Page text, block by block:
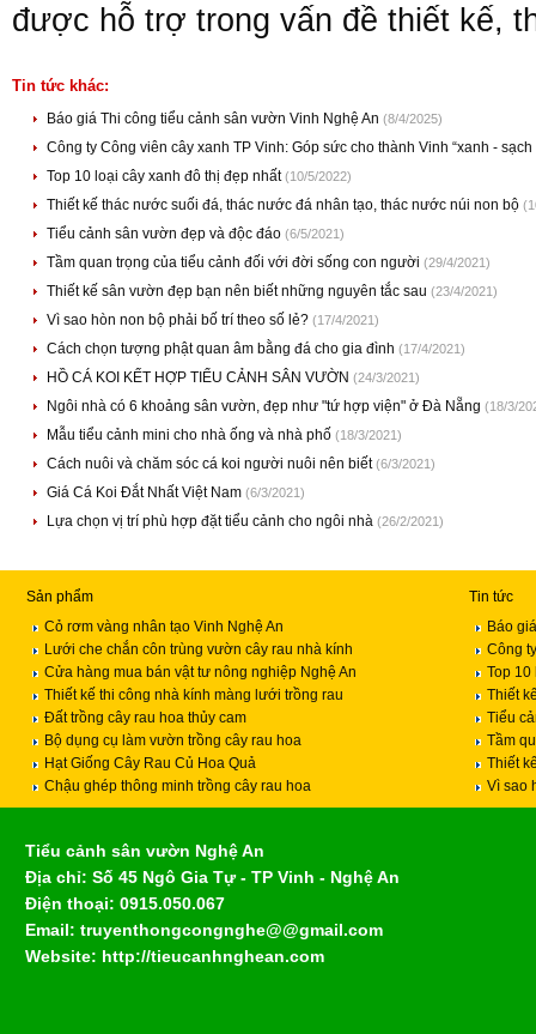
được hỗ trợ trong vấn đề thiết kế,
Tin tức khác:
Báo giá Thi công tiểu cảnh sân vườn Vinh Nghệ An (8/4/2025)
Công ty Công viên cây xanh TP Vinh: Góp sức cho thành Vinh “xanh -
Top 10 loại cây xanh đô thị đẹp nhất(10/5/2022)
Thiết kế thác nước suối đá, thác nước đá nhân tạo, thác nước núi non bộ
Tiểu cảnh sân vườn đẹp và độc đáo (6/5/2021)
Tầm quan trọng của tiểu cảnh đối với đời sống con người (29/4/2021)
Thiết kế sân vườn đẹp bạn nên biết những nguyên tắc sau (23/4/2021)
Vì sao hòn non bộ phải bố trí theo số lẻ? (17/4/2021)
Cách chọn tượng phật quan âm bằng đá cho gia đình (17/4/2021)
HỒ CÁ KOI KẾT HỢP TIỂU CẢNH SÂN VƯỜN (24/3/2021)
Ngôi nhà có 6 khoảng sân vườn, đẹp như "tứ hợp viện" ở Đà Nẵng (18/3/
Mẫu tiểu cảnh mini cho nhà ống và nhà phố (18/3/2021)
Cách nuôi và chăm sóc cá koi người nuôi nên biết(6/3/2021)
Giá Cá Koi Đắt Nhất Việt Nam (6/3/2021)
Lựa chọn vị trí phù hợp đặt tiểu cảnh cho ngôi nhà (26/2/2021)
Sản phẩm
Cỏ rơm vàng nhân tạo Vinh Nghệ An
Lưới che chắn côn trùng vườn cây rau nhà kính
Cửa hàng mua bán vật tư nông nghiệp Nghệ An
Thiết kế thi công nhà kính màng lưới trồng rau
Đất trồng cây rau hoa thủy cam
Bộ dụng cụ làm vườn trồng cây rau hoa
Hạt Giống Cây Rau Củ Hoa Quả
Chậu ghép thông minh trồng cây rau hoa
Tin tức
Báo
Công
Top 10
Thiết
Tiểu
Tầm
Thiết
Vì sao
Tiểu cảnh sân vườn Nghệ An
Địa chỉ: Số 45 Ngô Gia Tự - TP Vinh - Nghệ An
Điện thoại: 0915.050.067
Email: truyenthongcongnghe@@gmail.com
Website: http://tieucanhnghean.com